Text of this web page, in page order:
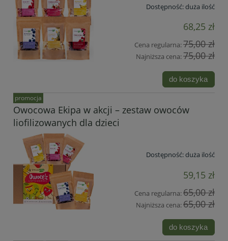
Dostępność:duża ilość
68,25 zł
Cena regularna:75,00 zł
Najniższa cena:75,00 zł
do koszyka
Owocowa Ekipa w akcji – zestaw owoców
liofilizowanych dla dzieci
Dostępność:duża ilość
59,15 zł
Cena regularna:65,00 zł
Najniższa cena:65,00 zł
do koszyka
promocja